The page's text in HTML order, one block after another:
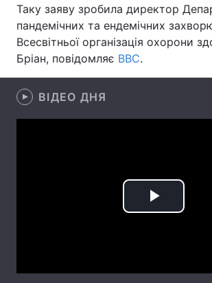
Здоров'я Туризм
Цікавинки
Думки
Вакансії
Послуги
Таку заяву зробила директор
пандемічних та ендемічних
Всесвітньої організація охорони
Бріан, повідомляє ВВС.
ВІДЕО ДНЯ
Play